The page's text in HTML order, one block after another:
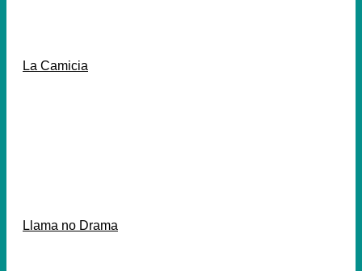
La Camicia
Llama no Drama